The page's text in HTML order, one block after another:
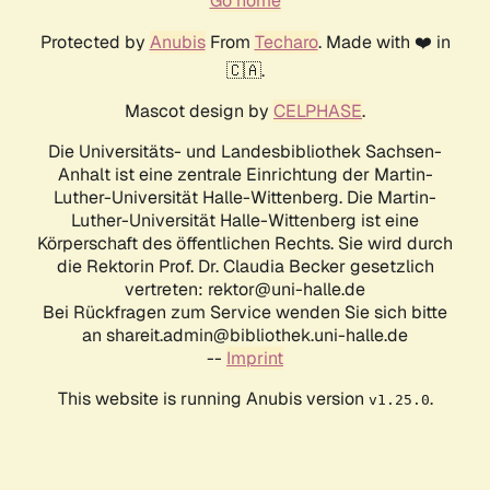
Protected by AnubisFrom Techaro. Made with ❤️ in
🇨🇦.
Mascot design by CELPHASE.
Die Universitäts- und Landesbibliothek Sachsen-
Anhalt ist eine zentrale Einrichtung der Martin-
Luther-Universität Halle-Wittenberg. Die Martin-
Luther-Universität Halle-Wittenberg ist eine
Körperschaft des öffentlichen Rechts. Sie wird durch
die Rektorin Prof. Dr. Claudia Becker gesetzlich
vertreten: rektor@uni-halle.de
Bei Rückfragen zum Service wenden Sie sich bitte
an shareit.admin@bibliothek.uni-halle.de
-- Imprint
This website is running Anubis version v1.25.0.